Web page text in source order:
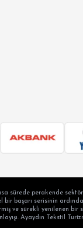
sürede perakende
bir başarı serisinin
ve sürekli yenilenen
Ayaydın Tekstil